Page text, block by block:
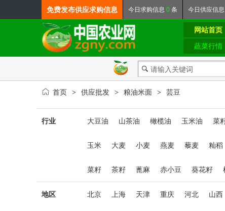
免费发布供应求购信息 今日 求购信息 0 条 今日 供应信息
网站首页
蔬菜行情
首页 > 供应批发 > 粮油米面 > 芸豆
行业 大豆油 山茶油 橄榄油 玉米油 菜
玉米 大麦 小麦 燕麦 藜麦 籼稻
菜籽 茶籽 蓖麻 赤小豆 葵花籽
地区 北京 上海 天津 重庆 河北 山西